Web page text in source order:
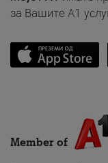
за Вашите A1
Member of